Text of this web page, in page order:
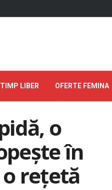
TIMP LIBER OFERTE FEMINA
o
în
rețetă